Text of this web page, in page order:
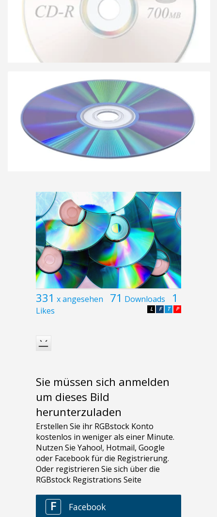
331 x angesehen 71 Downloads 1
Likes P
T
F
L
Sie müssen sich anmelden
um dieses Bild
herunterzuladen